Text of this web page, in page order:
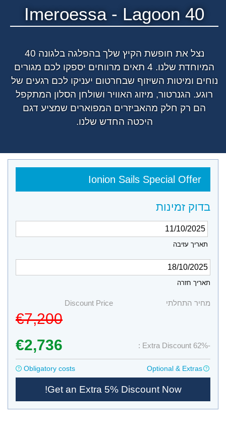
Imeroessa- Lagoon 40
נצל את חופשת הקיץ שלך בהפלגה בלגונה 40
המיוחדת שלנו
. 4 תאים מרווחים יספקו לכם מגורים
נוחים ומיטות השיזוף שבחרטום יעניקו לכם רגעים של
רוגע. הגנרטור, מיזוג האוויר ושולחן הסלון המתקפל
הם רק חלק מהאביזרים המפוארים שמציע דגם
היכטה החדש שלנו.
Ionion Sails Special Offer
בדוק זמינות
תאריך עזיבה
תאריך חזרה
מחיר התחלתי Discount Price
€7,200
-62% Extra Discount :
€2,736
Obligatory costs Optional & Extras
Get an Extra 5% Discount Now!